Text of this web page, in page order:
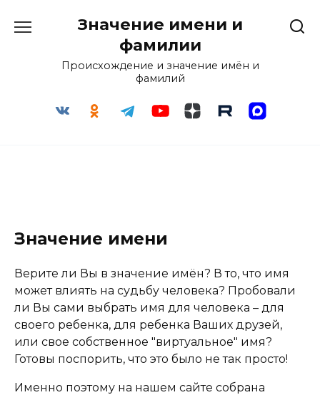
Значение имени и
фамилии
Происхождение и значение имён и
фамилий
Значение имени
Верите ли Вы в значение имён? В то, что имя
может влиять на судьбу человека? Пробовали
ли Вы сами выбрать имя для человека – для
своего ребенка, для ребенка Ваших друзей,
или свое собственное "виртуальное" имя?
Готовы поспорить, что это было не так просто!
Именно поэтому на нашем сайте собрана